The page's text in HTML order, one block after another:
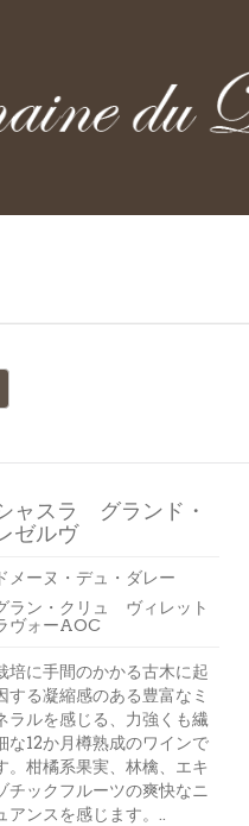
ャスラ グランド・
ゼルヴ
ドメーヌ・デュ・ダレー
ラン・クリュ ヴィレット
ヴォーAOC
培に手間のかかる古木に起
する凝縮感のある豊富なミ
ラルを感じる、力強くも繊
な12か月樽熟成のワインで
。柑橘系果実、林檎、エキ
チックフルーツの爽快なニ
アンスを感じます。..